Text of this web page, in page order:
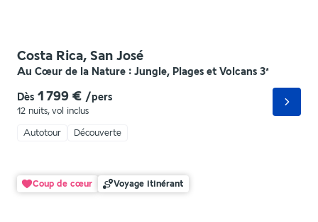
Costa Rica, San José
Au Cœur de la Nature : Jungle, Plages et Volcans 3*
Dès 1 799 € /pers
12 nuits, vol inclus
Autotour Découverte
Coup de cœur Voyage itinérant